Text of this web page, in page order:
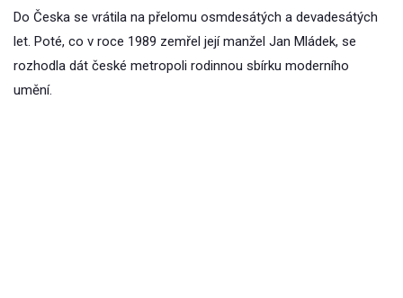
Do Česka se vrátila na přelomu osmdesátých a devadesátých
let. Poté, co v roce 1989 zemřel její manžel Jan Mládek, se
rozhodla dát české metropoli rodinnou sbírku moderního
umění.